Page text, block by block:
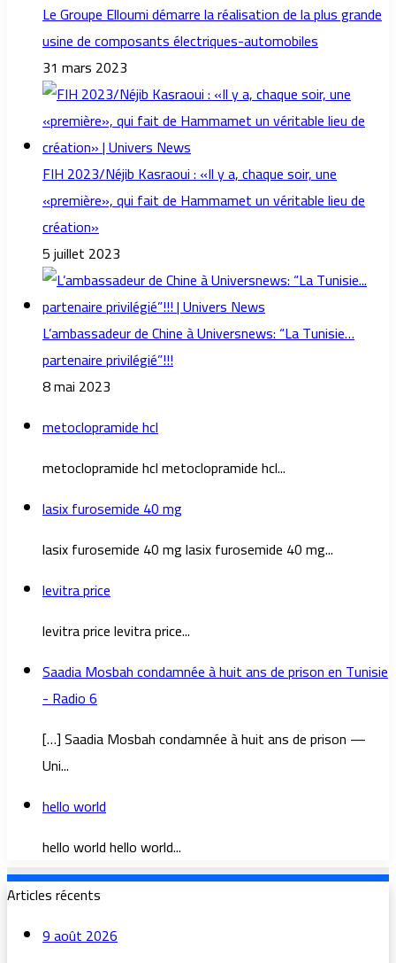
Le Groupe Elloumi démarre la réalisation de la plus grande
usine de composants électriques-automobiles
31 mars 2023
FIH 2023/Néjib Kasraoui : «Il y a, chaque soir, une
«première», qui fait de Hammamet un véritable lieu de
création»
5 juillet 2023
L’ambassadeur de Chine à Universnews: “La Tunisie…
partenaire privilégié”!!!
8 mai 2023
metoclopramide hcl
metoclopramide hcl metoclopramide hcl...
lasix furosemide 40 mg
lasix furosemide 40 mg lasix furosemide 40 mg...
levitra price
levitra price levitra price...
Saadia Mosbah condamnée à huit ans de prison en Tunisie
- Radio 6
[…] Saadia Mosbah condamnée à huit ans de prison —
Uni...
hello world
hello world hello world...
Articles récents
9 août 2026